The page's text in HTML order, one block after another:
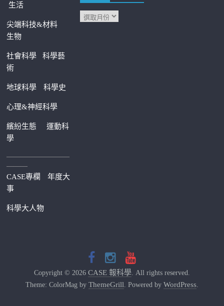
生活
尖端科技&材料
生物
社會科學科學藝
術
地球科學 科學史
心理&神經科學
繽紛生態運動科
學
—————————
———
CASE專欄
年度大
事
科學大人物
Copyright © 2026 CASE 報科學. All rights reserved.
Theme: ColorMag by ThemeGrill . Powered by WordPress.